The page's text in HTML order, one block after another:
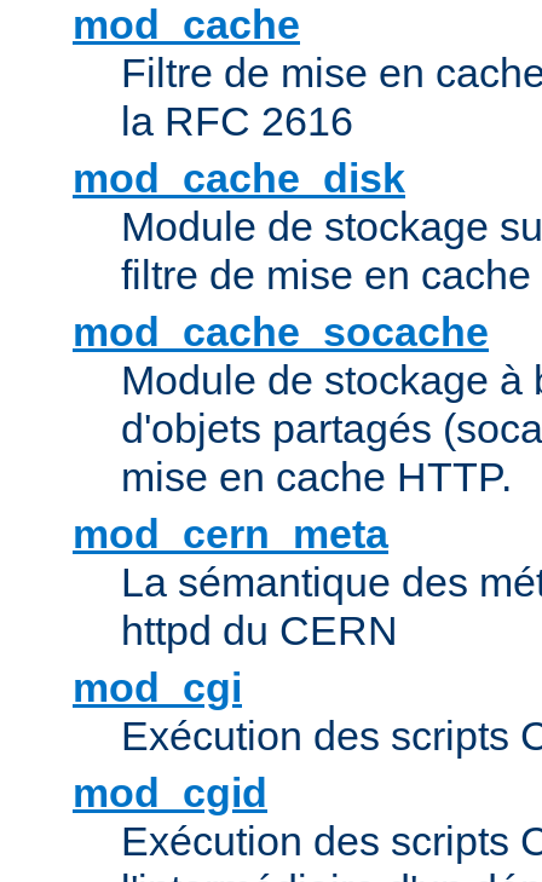
mod_cache
Filtre de mise en
la RFC 2616
mod_cache_disk
Module de stockage
filtre de mise en cache
mod_cache_socache
Module de stockage à
d'objets partagés
mise en cache HTTP.
mod_cern_meta
La sémantique des
httpd du CERN
mod_cgi
Exécution des scripts
mod_cgid
Exécution des scripts